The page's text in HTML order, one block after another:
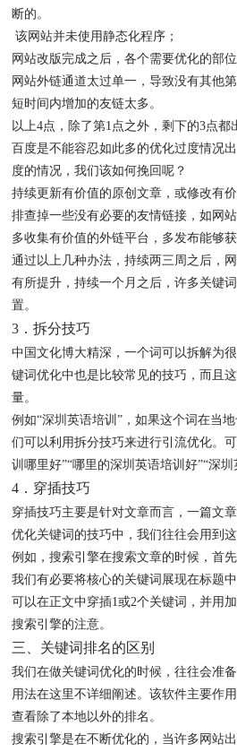
断的。
该网站并未使用静态化程序；
网站改版完成之后，各个需要优化的部
网站外链通道太过单一，导致没有其他第
短时间内增加的友链太多。
以上4点，除了第1点之外，剩下的3点都
百度是不能容忍如此多的优化过度情况
度的情况，我们该如何挽回呢？
持续更新有价值的原创文章，或修改有
排查掉一些没有必要的友情链接，如网
多收集有价值的外链平台，多发布能够
通过以上几种办法，持续两三周之后，
有所提升，持续一个月之后，许多关键
置。
3．拆分技巧
中国文化博大精深，一个词可以拆解为
键词优化中也是比较常见的技巧，而且
量。
例如“深圳英语培训”，如果这个词在当
们可以利用拆分技巧来进行引流优化。
训哪里好”“哪里的深圳英语培训好”“深圳
4．穿插技巧
穿插技巧主要是针对文章而言，一篇文
优化关键词的技巧中，我们往往会用到这
例如，搜索引擎在搜索文章的时候，首
我们有必要将核心的关键词展现在标题
可以在正文中穿插1或2个关键词，并用
搜索引擎的注意。
三、关键词排名的区别
我们在做关键词优化的时候，往往会准
用法在这里不详细阐述。该软件主要作
查看除了本地以外的排名。
搜索引擎是在不断优化的，当许多网站